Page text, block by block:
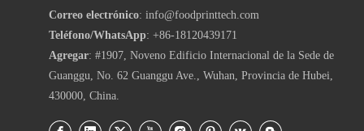
Correo electrónico: info@foodprinttech.com
Teléfono/WhatsApp: +86-18120439171
Agregar: #1907, Noveno Edificio Internacional de la Sede de
Guanggu, No. 62 Guanggu Ave., Wuhan, Provincia de Hubei,
430000, China.